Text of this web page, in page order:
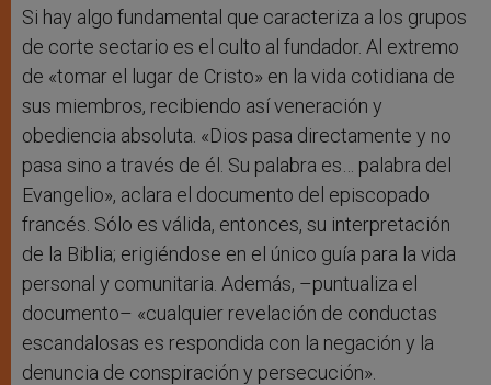
Si hay algo fundamental que caracteriza a los grupos
de corte sectario es el culto al fundador. Al extremo
de «tomar el lugar de Cristo» en la vida cotidiana de
sus miembros, recibiendo así veneración y
obediencia absoluta. «Dios pasa directamente y no
pasa sino a través de él. Su palabra es… palabra del
Evangelio», aclara el documento del episcopado
francés. Sólo es válida, entonces, su interpretación
de la Biblia; erigiéndose en el único guía para la vida
personal y comunitaria. Además, –puntualiza el
documento– «cualquier revelación de conductas
escandalosas es respondida con la negación y la
denuncia de conspiración y persecución».